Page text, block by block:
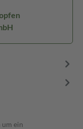
ein